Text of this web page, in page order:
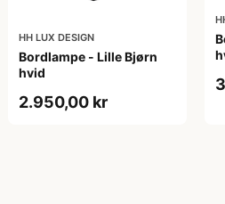
HH LUX DESIGN
Bordlampe - Lille Bjørn
hvid
2.950,00 kr